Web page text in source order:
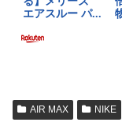
AIR MAX NIKE